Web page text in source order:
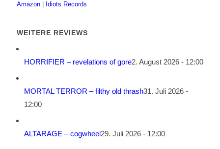
Amazon
Idiots Records
WEITERE REVIEWS
HORRIFIER – revelations of gore2. August 2026 - 12:00
MORTAL TERROR – filthy old thrash31. Juli 2026 -
12:00
ALTARAGE – cogwheel29. Juli 2026 - 12:00